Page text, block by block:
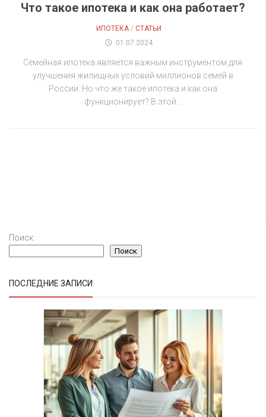
Что такое ипотека и как она работает?
ИПОТЕКА/ СТАТЬИ
01.07.2024
Семейная ипотека является важным инструментом для
улучшения жилищных условий миллионов семей в
России. Но что же такое ипотека и как она
функционирует? В этой...
Поиск
Поиск
ПОСЛЕДНИЕ ЗАПИСИ